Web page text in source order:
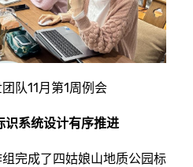
队11月第1周例会
识系统设计有序推进
完成了四姑娘山地质公园标